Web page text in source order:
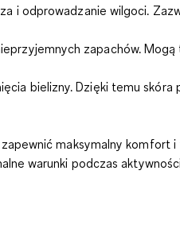
iodprowadzanie wilgoci.
zapachów.
bielizny. Dzięki temu
maksymalny komfort
warunki podczas